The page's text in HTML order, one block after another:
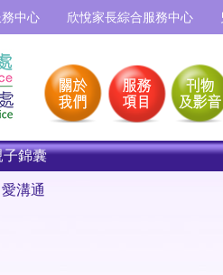
中心 欣悅家長綜合服務中心
子錦囊
溝通